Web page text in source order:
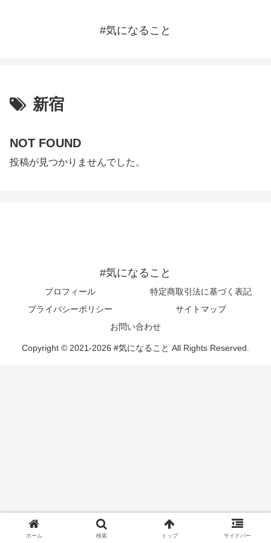
#気になること
新宿
NOT FOUND
投稿が見つかりませんでした。
#気になること
プロフィール
特定商取引法に基づく表記
プライバシーポリシー
サイトマップ
お問い合わせ
Copyright © 2021-2026 #気になること All Rights Reserved.
ホーム 検索 トップ サイドバー